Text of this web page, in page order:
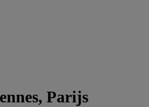
Parijs